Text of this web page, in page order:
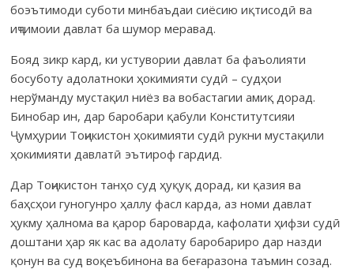
боэътимоди суботи минбаъдаи сиёсию иқтисодӣ ва
иҷтимоии давлат ба шумор меравад.
Бояд зикр кард, ки устувории давлат ба фаъолияти
босуботу адолатноки ҳокимияти судӣ – судҳои
нерўманду мустақил ниёз ва вобастагии амиқ дорад.
Бинобар ин, дар баробари қабули Конститутсияи
Ҷумҳурии Тоҷикистон ҳокимияти судӣ рукни мустақили
ҳокимияти давлатӣ эътироф гардид.
Дар Тоҷикистон танҳо суд ҳуқуқ дорад, ки қазия ва
баҳсҳои гуногунро ҳаллу фасл карда, аз номи давлат
ҳукму ҳалнома ва қарор бароварда, кафолати ҳифзи судӣ
доштани ҳар як кас ва адолату баробариро дар назди
қонун ва суд воқеъбинона ва беғаразона таъмин созад.